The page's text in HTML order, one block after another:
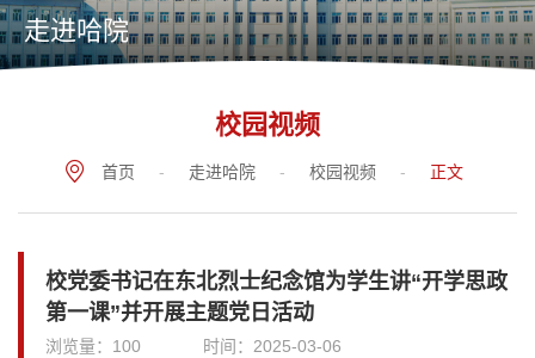
走进哈院
校园视频
首页 - 走进哈院 - 校园视频 - 正文
校党委书记在东北烈士纪念馆为学生讲“开学思政
第一课”并开展主题党日活动
浏览量： 100 时间： 2025-03-06